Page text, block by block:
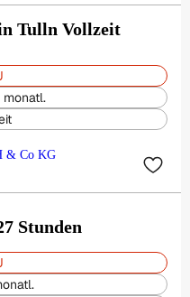
Tulln Vollzeit
& Co KG
Stunden